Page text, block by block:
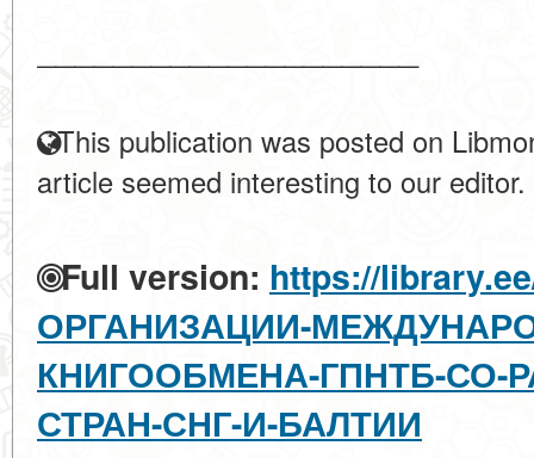
This publication was posted on
article seemed interesting to our editor.
Full version: https://
ОРГАНИЗАЦИИ-
КНИГООБМЕНА-ГПНТБ-СО-
СТРАН-СНГ-И-БАЛТИИ